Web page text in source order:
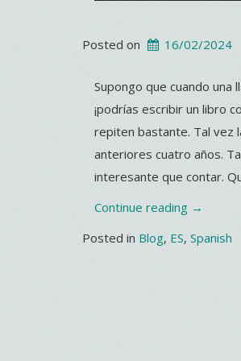
Posted on 16/02/2024
Supongo que cuando una
¡podrías escribir un libro
repiten bastante. Tal vez
anteriores cuatro años.
interesante que contar.
Continue reading “Kalopsia”
→
Posted in Blog, ES, Spanish